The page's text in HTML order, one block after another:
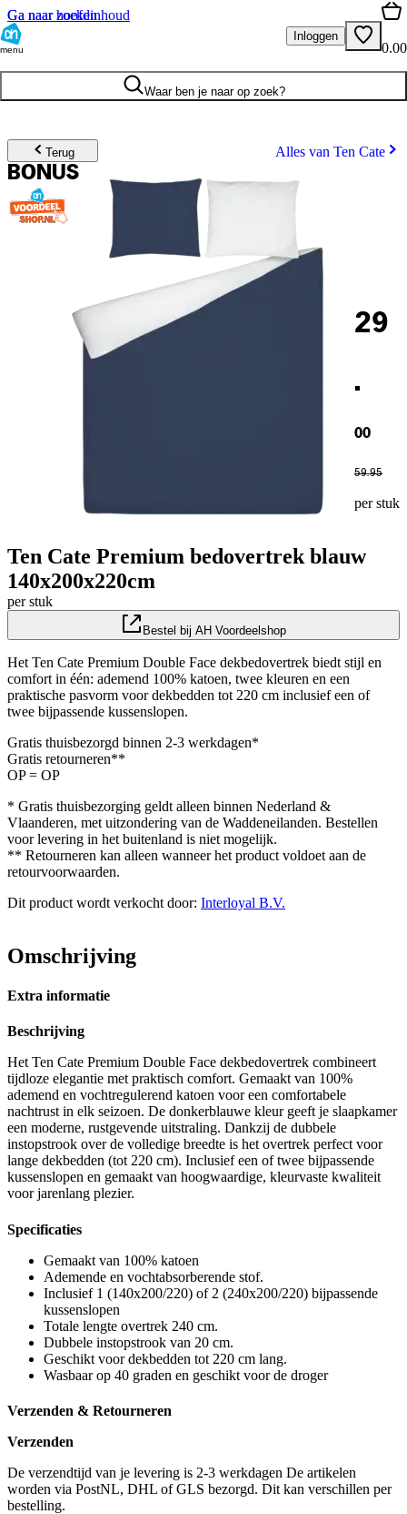
Ga naar hoofdinhoud
Ga naar zoeken
menu
Inloggen
0.00
Waar ben je naar op zoek?
Terug Alles van Ten Cate
BONUS
29
.
00
59.95
per stuk
Ten Cate Premium bedovertrek blauw
140x200x220cm
per stuk
Bestel bij AH Voordeelshop
Het Ten Cate Premium Double Face dekbedovertrek biedt stijl en
comfort in één: ademend 100% katoen, twee kleuren en een
praktische pasvorm voor dekbedden tot 220 cm inclusief een of
twee bijpassende kussenslopen.
Gratis thuisbezorgd binnen 2-3 werkdagen*
Gratis retourneren**
OP = OP
* Gratis thuisbezorging geldt alleen binnen Nederland &
Vlaanderen, met uitzondering van de Waddeneilanden. Bestellen
voor levering in het buitenland is niet mogelijk.
** Retourneren kan alleen wanneer het product voldoet aan de
retourvoorwaarden.
Dit product wordt verkocht door: Interloyal B.V.
Omschrijving
Extra informatie
Beschrijving
Het Ten Cate Premium Double Face dekbedovertrek combineert
tijdloze elegantie met praktisch comfort. Gemaakt van 100%
ademend en vochtregulerend katoen voor een comfortabele
nachtrust in elk seizoen. De donkerblauwe kleur geeft je slaapkamer
een moderne, rustgevende uitstraling. Dankzij de dubbele
instopstrook over de volledige breedte is het overtrek perfect voor
lange dekbedden (tot 220 cm). Inclusief een of twee bijpassende
kussenslopen en gemaakt van hoogwaardige, kleurvaste kwaliteit
voor jarenlang plezier.
Specificaties
Gemaakt van 100% katoen
Ademende en vochtabsorberende stof.
Inclusief 1 (140x200/220) of 2 (240x200/220) bijpassende
kussenslopen
Totale lengte overtrek 240 cm.
Dubbele instopstrook van 20 cm.
Geschikt voor dekbedden tot 220 cm lang.
Wasbaar op 40 graden en geschikt voor de droger
Verzenden & Retourneren
Verzenden
De verzendtijd van je levering is 2-3 werkdagen De artikelen
worden via PostNL, DHL of GLS bezorgd. Dit kan verschillen per
bestelling.